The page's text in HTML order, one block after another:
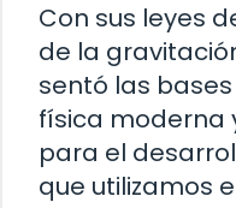
Con sus leyes
de la
sentó las
física moderna
para el
que utilizamos